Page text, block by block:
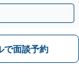
で面談予約